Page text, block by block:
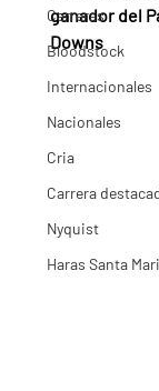
Carreras
Bloodstock
Internacionales
Nacionales
Cria
Carrera
Nyquist
Haras Santa
ganador del
Downs